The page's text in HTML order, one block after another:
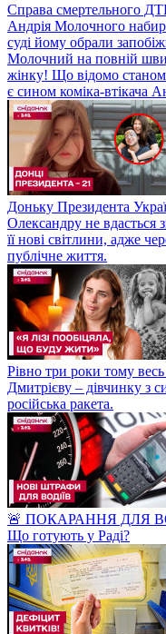
Справа смертельного
Андрія Молочного
суді йому обрали
Молочний на повній
жінку! Що відомо станом
є сином коміка-втікача
Доньку Президента
Олександру не вдасться
її нові світлини, адже
публічне життя.
Рівно три роки тому весь
Дмитрієву – дівчинку з
російська ракета.
🚨 ПОКАРАННЯ ДЛЯ
Що готують у Раді?